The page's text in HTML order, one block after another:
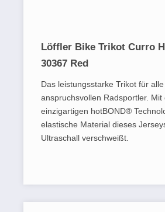
Löffler Bike Trikot Curro
30367 Red
Das leistungsstarke Trikot für alle
anspruchsvollen Radsportler. Mit
einzigartigen hotBOND®
elastische Material dieses
Ultraschall verschweißt.